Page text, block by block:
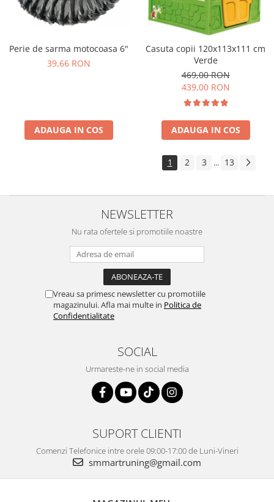
Perie de sarma motocoasa 6"
39,66 RON
ADAUGA IN COS
Casuta copii 120x113x111 cm
Verde
469,00 RON
439,00 RON
ADAUGA IN COS
1 2 3 ... 13
NEWSLETTER
Nu rata ofertele si promotiile noastre
Vreau sa primesc newsletter cu promotiile
magazinului. Afla mai multe in Politica de
Confidentialitate
SOCIAL
Urmareste-ne in social media
SUPORT CLIENTI
Comenzi Telefonice intre orele 09:00-17:00 de Luni-Vineri
smmartruning@gmail.com